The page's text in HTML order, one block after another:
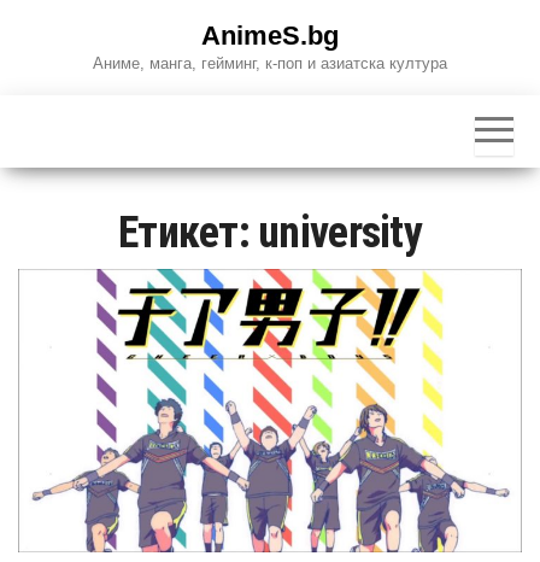
AnimeS.bg
Аниме, манга, гейминг, к-поп и азиатска култура
Етикет: university